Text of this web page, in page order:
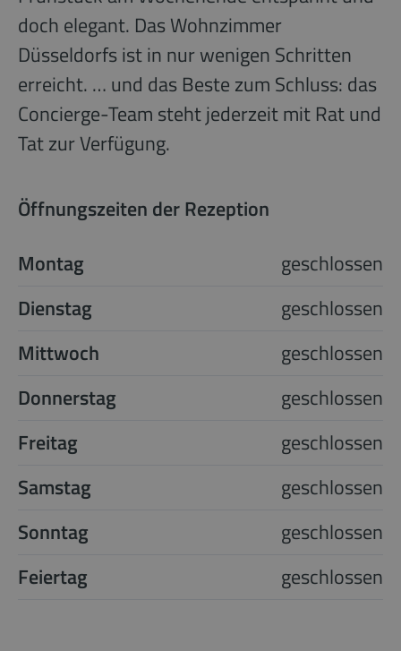
doch elegant. Das Wohnzimmer
Düsseldorfs ist in nur wenigen Schritten
erreicht. … und das Beste zum Schluss: das
Concierge-Team steht jederzeit mit Rat und
Tat zur Verfügung.
Öffnungszeiten der Rezeption
Montag
geschlossen
Dienstag
geschlossen
Mittwoch
geschlossen
Donnerstag
geschlossen
Freitag
geschlossen
Samstag
geschlossen
Sonntag
geschlossen
Feiertag
geschlossen